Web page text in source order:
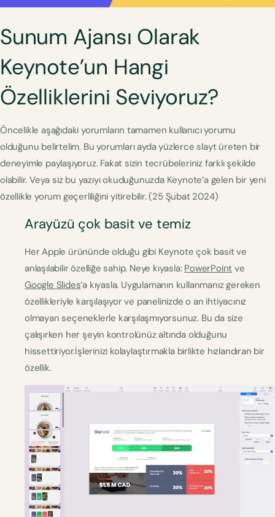
Sunum Ajansı Olarak
Keynote’un Hangi
Özelliklerini Seviyoruz?
Öncelikle aşağıdaki yorumların tamamen kullanıcı yorumu
olduğunu belirtelim. Bu yorumları ayda yüzlerce slayt üreten bir
deneyimle paylaşıyoruz. Fakat sizin tecrübeleriniz farklı şekilde
olabilir. Veya siz bu yazıyı okuduğunuzda Keynote’a gelen bir yeni
özellikle yorum geçerliliğini yitirebilir. (25 Şubat 2024)
Arayüzü çok basit ve temiz
Her Apple ürününde olduğu gibi Keynote çok basit ve
anlaşılabilir özelliğe sahip. Neye kıyasla: PowerPoint ve
Google Slides‘a kıyasla. Uygulamanın kullanmanız gereken
özellikleriyle karşılaşıyor ve panelinizde o an ihtiyacınız
olmayan seçeneklerle karşılaşmıyorsunuz. Bu da size
çalışırken her şeyin kontrolünüz altında olduğunu
hissettiriyor.İşlerinizi kolaylaştırmakla birlikte hızlandıran bir
özellik.